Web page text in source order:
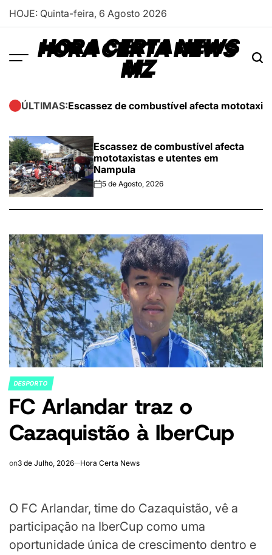
Skip
HOJE: Quinta-feira, 6 Agosto 2026
HORA CERTA NEWS
MZ
ÚLTIMAS:Escassez de combustível afecta
Escassez de combustível afecta
mototaxistas e utentes em
Nampula
on5 de Agosto, 2026
POSTED
IN
DESPORTO
FC Arlandar traz o
Cazaquistão à IberCup
on3 de Julho, 2026 Hora Certa News
O FC Arlandar, time do Cazaquistão, vê a
participação na IberCup como uma
oportunidade única de crescimento dentro e